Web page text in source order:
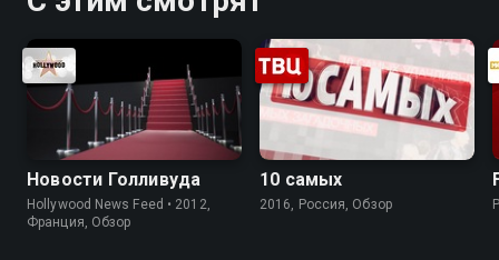
Новости Голливуда
Hollywood News Feed • 2012,
Франция, Обзор
10 самых
2016, Россия, Обзор